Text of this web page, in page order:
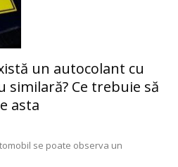
un autocolant cu
similară? Ce trebuie să
asta
se poate observa un